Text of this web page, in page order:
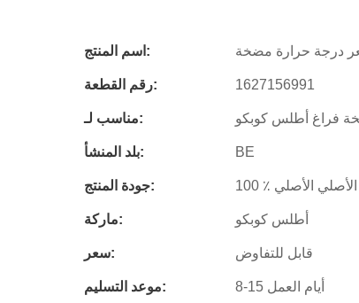
اسم المنتج:
رقم القطعة: 1627156991
مناسب لـ: فراغ أطلس كوبكو
بلد المنشأ: BE
جودة المنتج: 100 ٪ الأصلي الأصلي
ماركة: أطلس كوبكو
سعر: قابل للتفاوض
موعد التسليم: 8-15 أيام العمل